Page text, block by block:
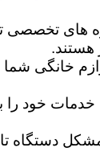
های تخصصی
هستند.
خانگی
خود را
دستگاه تان